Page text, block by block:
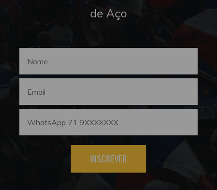
de Aço
INSCREVER